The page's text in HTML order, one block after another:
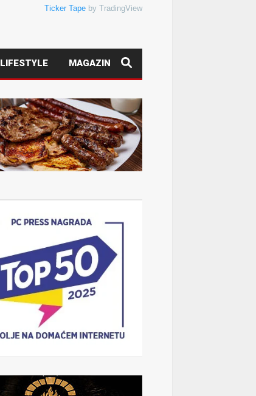
Ticker Tape by TradingView
LIFESTYLE MAGAZIN